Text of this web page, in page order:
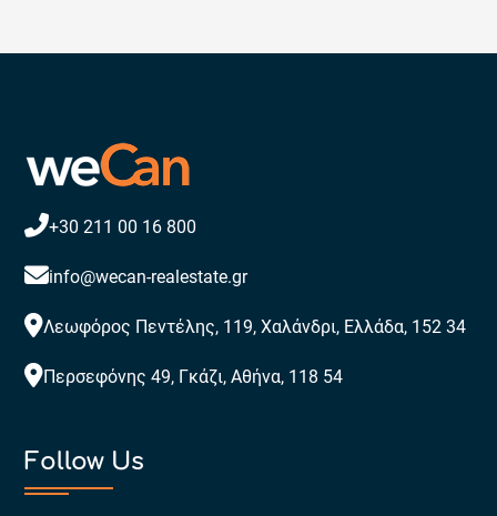
+30 211 00 16 800
info@wecan-realestate.gr
Λεωφόρος Πεντέλης, 119, Χαλάνδρι, Ελλάδα, 152 34
Περσεφόνης 49, Γκάζι, Αθήνα, 118 54
Follow Us